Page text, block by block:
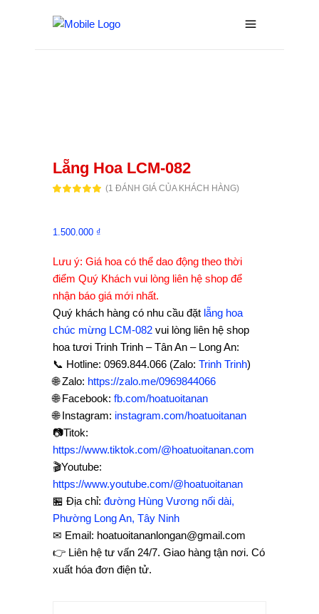
Lẵng Hoa LCM-082
5.00
1
giá
(1 ĐÁNH GIÁ CỦA KHÁCH HÀNG)
1.500.000 ₫
Lưu ý: Giá hoa có thể dao động theo thời
điểm Quý Khách vui lòng liên hệ shop để
nhận báo giá mới nhất.
Quý khách hàng có nhu cầu đặt lẵng hoa
chúc mừng LCM-082 vui lòng liên hệ shop
hoa tươi Trinh Trinh – Tân An – Long An:
📞 Hotline: 0969.844.066 (Zalo: Trinh Trinh)
🌐 Zalo: https://zalo.me/0969844066
🌐 Facebook: fb.com/hoatuoitanan
🌐 Instagram: instagram.com/hoatuoitanan
📷Titok:
https://www.tiktok.com/@hoatuoitanan.com
🎬Youtube:
https://www.youtube.com/@hoatuoitanan
🏪 Địa chỉ: đường Hùng Vương nối dài,
Phường Long An, Tây Ninh
✉ Email: hoatuoitananlongan@gmail.com
👉 Liên hệ tư vấn 24/7. Giao hàng tận nơi. Có
xuất hóa đơn điện tử.